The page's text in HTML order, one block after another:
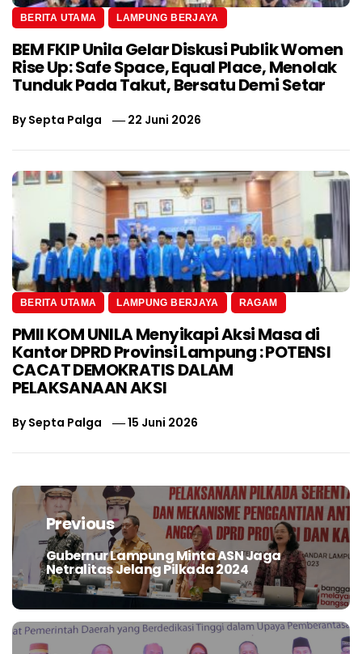
BERITA UTAMA LAMPUNG BERJAYA
BEM FKIP Unila Gelar Diskusi Publik Women
Rise Up: Safe Space, Equal Place, Menolak
Tunduk Pada Takut, Bersatu Demi Setar
BySepta Palga 22 Juni 2026
BERITA UTAMA LAMPUNG BERJAYA RAGAM
PMII KOM UNILA Menyikapi Aksi Masa di
Kantor DPRD Provinsi Lampung : POTENSI
CACAT DEMOKRATIS DALAM
PELAKSANAAN AKSI
BySepta Palga 15 Juni 2026
Navigasi
posPrevious
Previous
post:
Gubernur Lampung Minta ASN Jaga
Netralitas Jelang Pilkada 2024